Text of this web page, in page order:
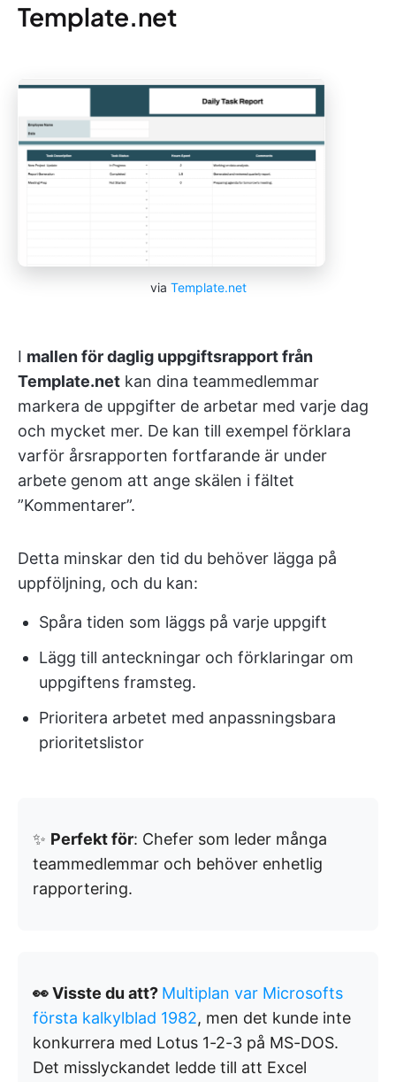
Template.net
via Template.net
I mallen för daglig uppgiftsrapport från
Template.net kan dina teammedlemmar
markera de uppgifter de arbetar med varje dag
och mycket mer. De kan till exempel förklara
varför årsrapporten fortfarande är under
arbete genom att ange skälen i fältet
”Kommentarer”.
Detta minskar den tid du behöver lägga på
uppföljning, och du kan:
Spåra tiden som läggs på varje uppgift
Lägg till anteckningar och förklaringar om
uppgiftens framsteg.
Prioritera arbetet med anpassningsbara
prioritetslistor
✨ Perfekt för: Chefer som leder många
teammedlemmar och behöver enhetlig
rapportering.
👀 Visste du att? Multiplan var Microsofts
första kalkylblad 1982, men det kunde inte
konkurrera med Lotus 1-2-3 på MS-DOS.
Det misslyckandet ledde till att Excel